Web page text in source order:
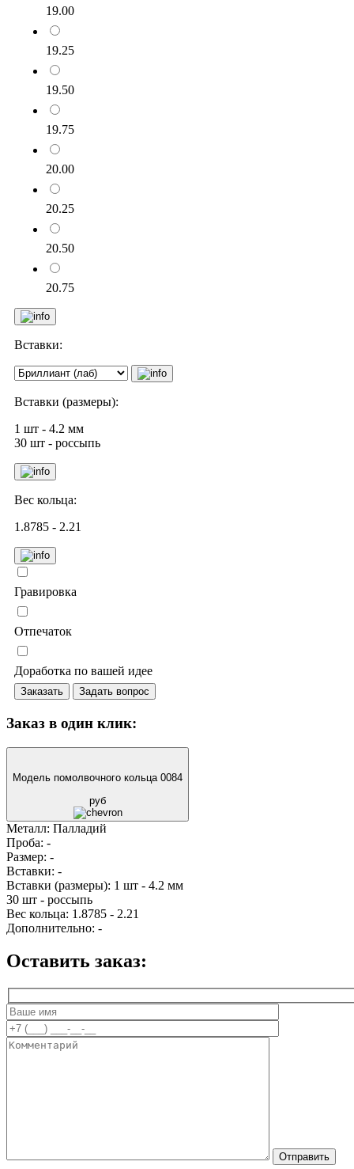
19.00
19.25
19.50
19.75
20.00
20.25
20.50
20.75
Вставки:
Вставки (размеры):
1 шт - 4.2 мм
30 шт - россыпь
Вес кольца:
1.8785 - 2.21
Гравировка
Отпечаток
Доработка по вашей идее
Заказать Задать вопрос
Заказ в один клик:
Модель помолвочного кольца 0084
руб
Металл: Палладий
Проба: -
Размер: -
Вставки: -
Вставки (размеры): 1 шт - 4.2 мм
30 шт - россыпь
Вес кольца: 1.8785 - 2.21
Дополнительно: -
Оставить заказ: